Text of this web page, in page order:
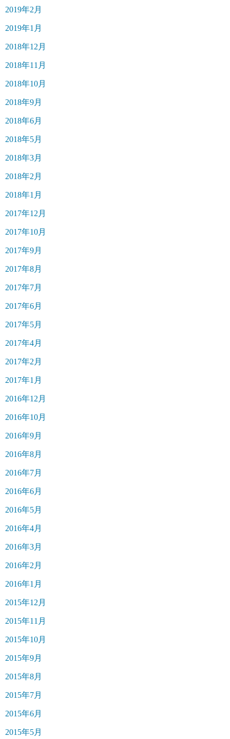
2019年2月
2019年1月
2018年12月
2018年11月
2018年10月
2018年9月
2018年6月
2018年5月
2018年3月
2018年2月
2018年1月
2017年12月
2017年10月
2017年9月
2017年8月
2017年7月
2017年6月
2017年5月
2017年4月
2017年2月
2017年1月
2016年12月
2016年10月
2016年9月
2016年8月
2016年7月
2016年6月
2016年5月
2016年4月
2016年3月
2016年2月
2016年1月
2015年12月
2015年11月
2015年10月
2015年9月
2015年8月
2015年7月
2015年6月
2015年5月